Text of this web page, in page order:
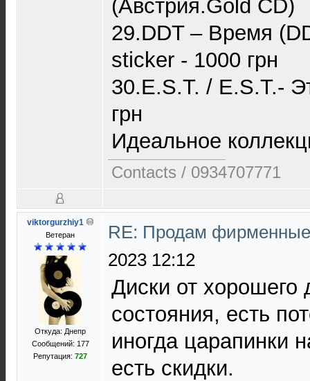
(Австрия.Gold CD)
29.DDT – Время
sticker - 1000 грн
30.E.S.T. / E.S.T.-
грн
Идеальное
Contacts / 0934707771
viktorgurzhiy1
Ветеран
Откуда: Днепр
Сообщений: 177
Репутация: 727
RE: Продам
2023 12:12
Диски от хорошего
состояния, есть
иногда царапинки
есть скидки.